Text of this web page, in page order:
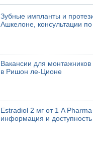
Зубные импланты и
Ашкелоне, консультации
Вакансии для
в Ришон ле-Ционе
Estradiol 2 мг от 1 A
информация и доступность